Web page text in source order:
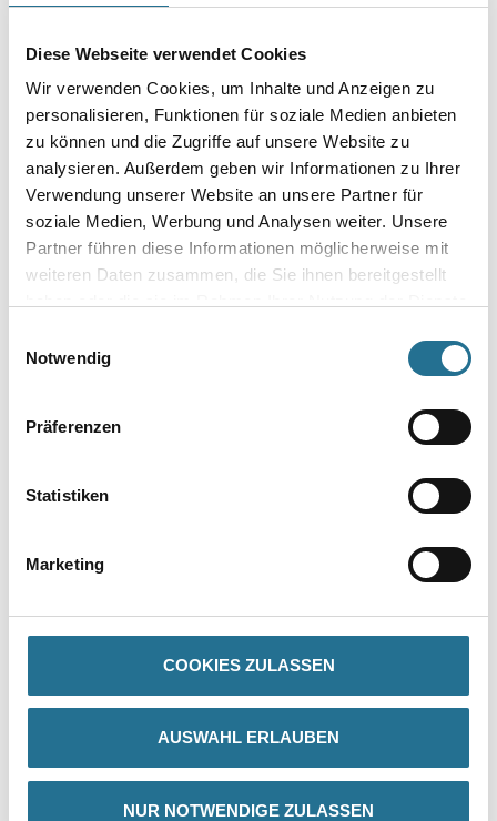
Diese Webseite verwendet Cookies
Wir verwenden Cookies, um Inhalte und Anzeigen zu
personalisieren, Funktionen für soziale Medien anbieten
zu können und die Zugriffe auf unsere Website zu
analysieren. Außerdem geben wir Informationen zu Ihrer
Verwendung unserer Website an unsere Partner für
soziale Medien, Werbung und Analysen weiter. Unsere
Partner führen diese Informationen möglicherweise mit
weiteren Daten zusammen, die Sie ihnen bereitgestellt
Notwendig
Präferenzen
Statistiken
Marketing
COOKIES ZULASSEN
AUSWAHL ERLAUBEN
NUR NOTWENDIGE ZULASSEN
Döllken Cubu 60 1013 weiß
2,50mt Kernsockelleiste
flex life (5012)
2003-002204
Bitte einloggen, um Preise zu
sehen
MPlus MultiVorstrich 10,0
kg EC1 Plus & Blauer
Engel NEU
8001-003349
Bitte einloggen, um Preise zu
sehen
- Belagsart: Designbelag
- Inhalt je Pak.: 1,98 m²
- Inhalt je Pal.: 95,04 m²
- Nutzschicht: 0,55 mm
- Oberflächenvergütung: PUR
- Brandverhalten: Bfl-s1
- Rutschhemmung: R 10
- Trittschalldämmung: 20 dB
- Fußbodenheizung: geeignet, max. 27 °C